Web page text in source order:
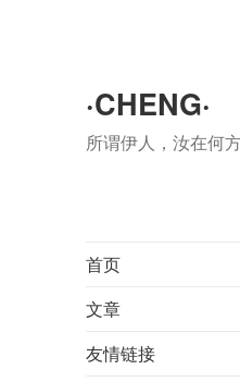
·CHENG·
所谓伊人，汝在何方
首页
文章
友情链接